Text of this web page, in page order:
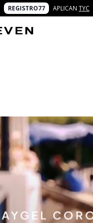
REGISTRO77 APLICAN TYC